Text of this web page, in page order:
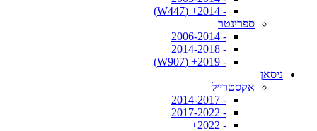
- 2014+ (W447)
ספרינטר
- 2006-2014
- 2014-2018
- 2019+ (W907)
ניסאן
אקסטרייל
- 2014-2017
- 2017-2022
- 2022+